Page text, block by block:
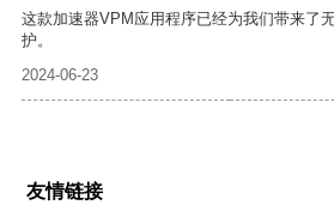
这款加速器VPM应用程序已经为我们带来了
护。
2024-06-23
友情链接